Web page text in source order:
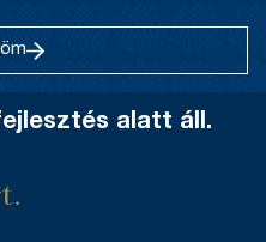
alatt áll.